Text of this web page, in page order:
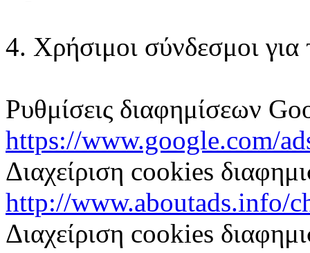
4. Χρήσιμοι σύνδεσμοι
Ρυθμίσεις διαφημίσεων
https://www.google.com/
Διαχείριση cookies
http://www.aboutads.info/
Διαχείριση cookies